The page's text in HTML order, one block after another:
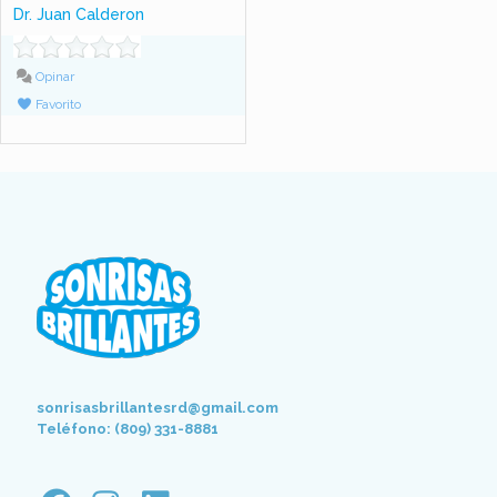
Dr. Juan Calderon
Opinar
Favorito
sonrisasbrillantesrd@gmail.com
Teléfono: (809) 331-8881